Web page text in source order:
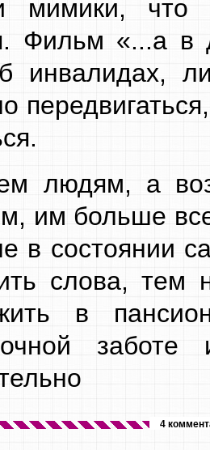
мимики, что
Фильм «...а
инвалидах,
людям, а
им больше
в состоянии
слова, тем
в
4